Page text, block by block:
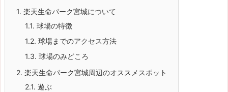
1. 楽天生命パーク宮城について
1.1. 球場の特徴
1.2. 球場までのアクセス方法
1.3. 球場のみどころ
2. 楽天生命パーク宮城周辺のオススメスポット
2.1. 遊ぶ